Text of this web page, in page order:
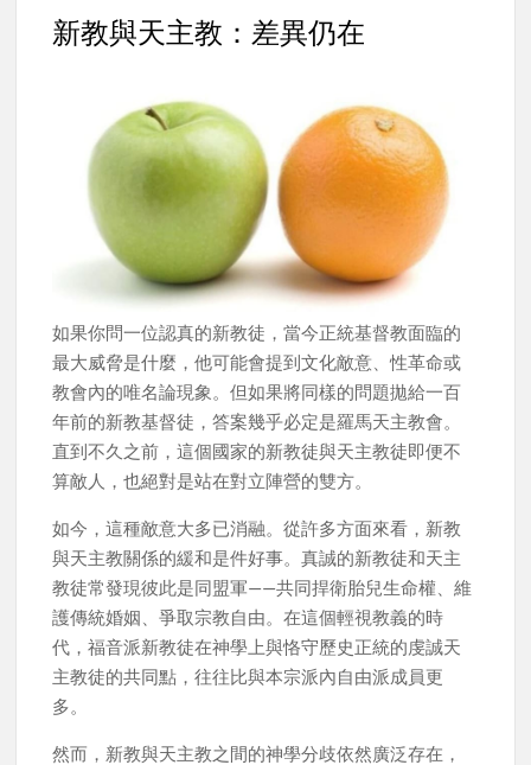
新教與天主教：差異仍在
如果你問一位認真的新教徒，當今正統基督教面臨的
最大威脅是什麼，他可能會提到文化敵意、性革命或
教會內的唯名論現象。但如果將同樣的問題拋給一百
年前的新教基督徒，答案幾乎必定是羅馬天主教會。
直到不久之前，這個國家的新教徒與天主教徒即便不
算敵人，也絕對是站在對立陣營的雙方。
如今，這種敵意大多已消融。從許多方面來看，新教
與天主教關係的緩和是件好事。真誠的新教徒和天主
教徒常發現彼此是同盟軍——共同捍衛胎兒生命權、維
護傳統婚姻、爭取宗教自由。在這個輕視教義的時
代，福音派新教徒在神學上與恪守歷史正統的虔誠天
主教徒的共同點，往往比與本宗派內自由派成員更
多。
然而，新教與天主教之間的神學分歧依然廣泛存在，